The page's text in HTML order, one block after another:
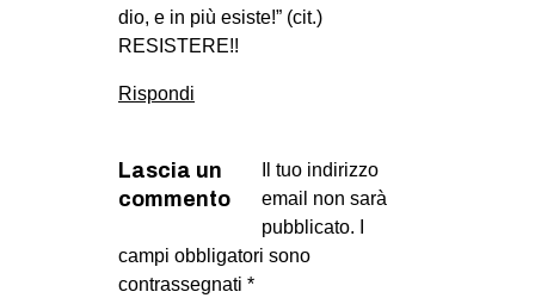
dio, e in più esiste!” (cit.)
RESISTERE!!
Rispondi
Lascia un
commento
Il tuo indirizzo
email non sarà
pubblicato.
campi obbligatori sono
contrassegnati *